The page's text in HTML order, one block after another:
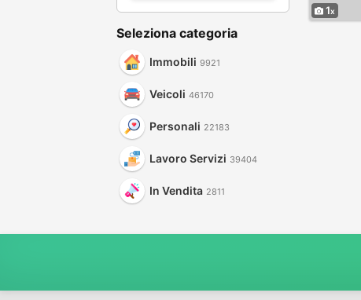
Seleziona categoria
Immobili 9921
Veicoli 46170
Personali 22183
Lavoro Servizi 39404
In Vendita 2811
1